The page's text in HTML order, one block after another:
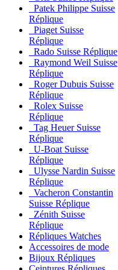
Patek Philippe Suisse
Réplique
Piaget Suisse
Réplique
Rado Suisse Réplique
Raymond Weil Suisse
Réplique
Roger Dubuis Suisse
Réplique
Rolex Suisse
Réplique
Tag Heuer Suisse
Réplique
U-Boat Suisse
Réplique
Ulysse Nardin Suisse
Réplique
Vacheron Constantin
Suisse Réplique
Zénith Suisse
Réplique
Répliques Watches
Accessoires de mode
Bijoux Répliques